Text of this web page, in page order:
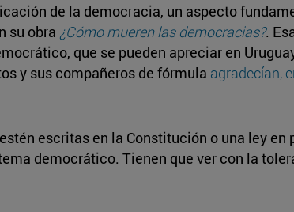
de la democracia, un aspecto
su obra ¿Cómo mueren las democracias?.
que se pueden apreciar en
y sus compañeros de fórmula agradecían,
escritas en la Constitución o una ley en
democrático. Tienen que ver con la